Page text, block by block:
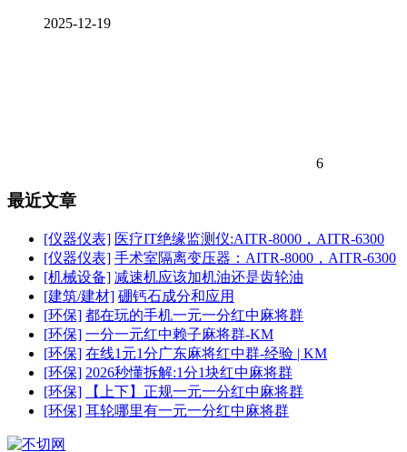
2025-12-19
6
最近文章
[仪器仪表] 医疗IT绝缘监测仪:AITR-8000，AITR-6300
[仪器仪表] 手术室隔离变压器：AITR-8000，AITR-6300
[机械设备] 减速机应该加机油还是齿轮油
[建筑/建材] 硼钙石成分和应用
[环保] 都在玩的手机一元一分红中麻将群
[环保] 一分一元红中赖子麻将群-KM
[环保] 在线1元1分广东麻将红中群-经验 | KM
[环保] 2026秒懂拆解:1分1块红中麻将群
[环保]
【上下】正规一元一分红中麻将群
[环保] 耳轮哪里有一元一分红中麻将群